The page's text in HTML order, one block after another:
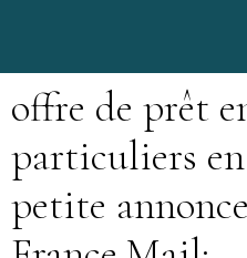
offre de prêt
particuliers
petite